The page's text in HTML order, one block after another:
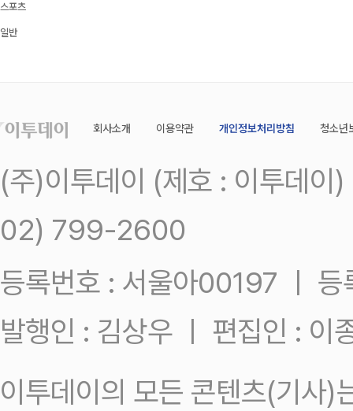
스포츠
일반
회사소개 이용약관 개인정보처리방침 청소년
(주)이투데이 (제호 : 이투데
02) 799-2600
등록번호 : 서울아00197 ㅣ
발행인 : 김상우 ㅣ 편집인 : 이
이투데이의 모든 콘텐츠(기사)